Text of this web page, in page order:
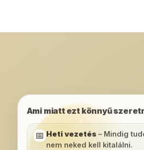
Ami miatt ezt könnyű
📅 Heti vezetés– Mindig
nem neked kell kitalálni.